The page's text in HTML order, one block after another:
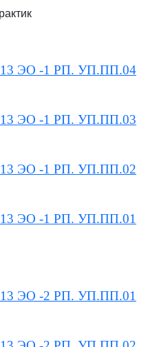
ЭО -1 РП. УП.ПП.04
ЭО -1 РП. УП.ПП.03
ЭО -1 РП. УП.ПП.02
ЭО -1 РП. УП.ПП.01
ЭО -2 РП. УП.ПП.01